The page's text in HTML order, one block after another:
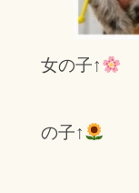
女の子↑
の子↑